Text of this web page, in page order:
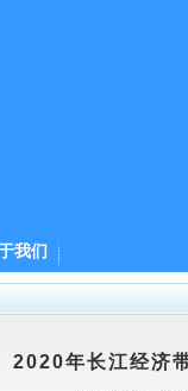
我们
2020年长江经济